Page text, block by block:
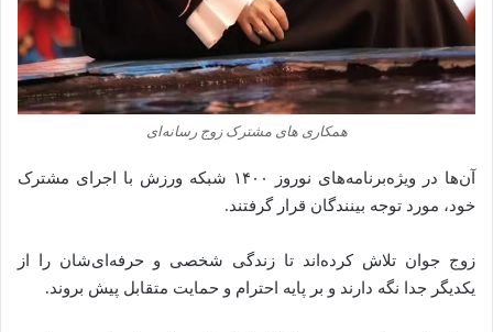
همکاری‌ های مشترک زوج رسانه‌ای
آن‌ها در ویژه‌برنامه‌های نوروز ۱۴۰۰ شبکه ورزش با اجرای مشترک
خود، مورد توجه بینندگان قرار گرفتند.
زوج جوان تلاش کرده‌اند تا زندگی شخصی و حرفه‌ای‌شان را از
یکدیگر جدا نگه دارند و بر پایه احترام و حمایت متقابل پیش بروند.